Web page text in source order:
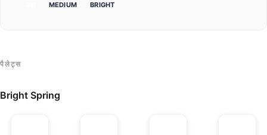
MEDIUM BRIGHT
पैलेट्स
Bright Spring